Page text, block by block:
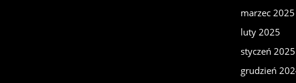
marzec 2025
luty 2025
styczeń 2025
grudzień